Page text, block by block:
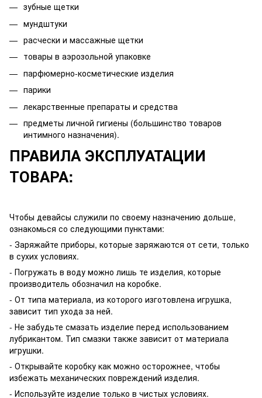
зубные щетки
мундштуки
расчески и массажные щетки
товары в аэрозольной упаковке
парфюмерно-косметические изделия
парики
лекарственные препараты и средства
предметы личной гигиены (большинство товаров
интимного назначения).
ПРАВИЛА ЭКСПЛУАТАЦИИ
ТОВАРА:
Чтобы девайсы служили по своему назначению дольше,
ознакомься со следующими пунктами:
- Заряжайте приборы, которые заряжаются от сети, только
в сухих условиях.
- Погружать в воду можно лишь те изделия, которые
производитель обозначил на коробке.
- От типа материала, из которого изготовлена игрушка,
зависит тип ухода за ней.
- Не забудьте смазать изделие перед использованием
лубрикантом. Тип смазки также зависит от материала
игрушки.
- Открывайте коробку как можно осторожнее, чтобы
избежать механических повреждений изделия.
- Используйте изделие только в чистых условиях.